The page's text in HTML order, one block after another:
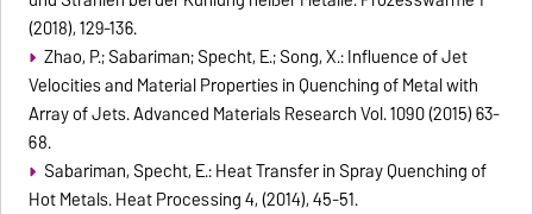
(2018), 129-136.
Zhao, P.; Sabariman; Specht, E.; Song, X.: Influence of Jet
Velocities and Material Properties in Quenching of Metal with
Array of Jets. Advanced Materials Research Vol. 1090 (2015) 63-
68.
Sabariman, Specht, E.: Heat Transfer in Spray Quenching of
Hot Metals. Heat Processing 4, (2014), 45-51.